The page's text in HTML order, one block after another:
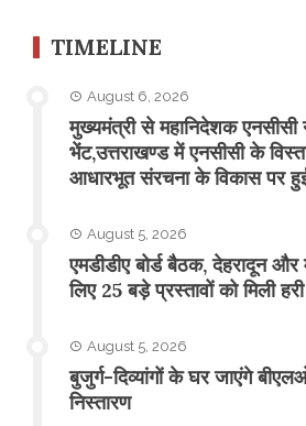
TIMELINE
August 6, 2026
मुख्यमंत्री से महानिदेशक एनसीसी
भेंट,उत्तराखण्ड में एनसीसी के
आधारभूत संरचना के विकास पर हुई
August 5, 2026
एमडीडीए बोर्ड बैठक, देहरादून
लिए 25 बड़े प्रस्तावों को मिली
August 5, 2026
बुजुर्ग-दिव्यांगों के घर जाएंगे
निस्तारण